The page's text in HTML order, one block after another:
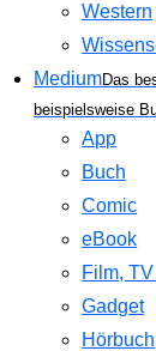
Western
MediumDas
beispielsweise
App
Buch
Comic
eBook
Film,
Gadget
Hörbuch